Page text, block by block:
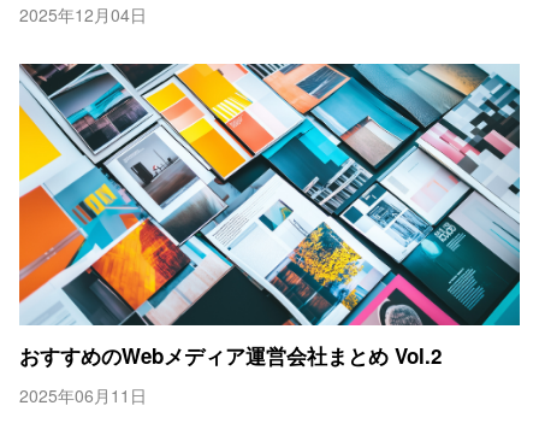
2025年12月04日
おすすめのWebメディア運営会社まとめ Vol.2
2025年06月11日